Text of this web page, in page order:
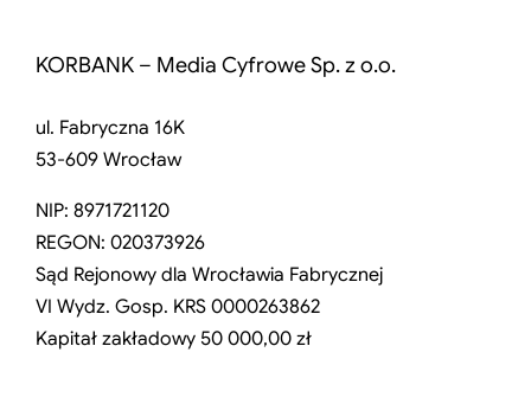
KORBANK – Media Cyfrowe Sp. z o.o.
ul. Fabryczna 16K
53-609 Wrocław
NIP: 8971721120
REGON: 020373926
Sąd Rejonowy dla Wrocławia Fabrycznej
VI Wydz. Gosp. KRS 0000263862
Kapitał zakładowy 50 000,00 zł